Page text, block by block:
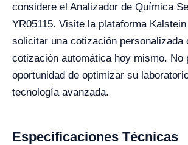
considere el Analizador de Química
YR05115. Visite la plataforma
solicitar una cotización personalizada
cotización automática hoy mismo. No
oportunidad de optimizar su
tecnología avanzada.
Especificaciones Técnicas